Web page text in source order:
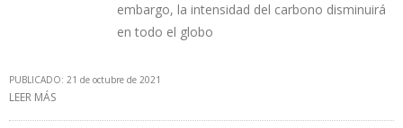
embargo, la intensidad del carbono disminuirá
en todo el globo
PUBLICADO: 21 de octubre de 2021
LEER MÁS